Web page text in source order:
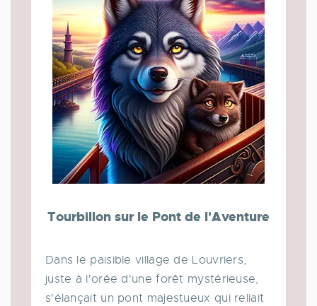
Tourbillon sur le Pont de l'Aventure
Dans le paisible village de Louvriers,
juste à l'orée d'une forêt mystérieuse,
s'élançait un pont majestueux qui reliait